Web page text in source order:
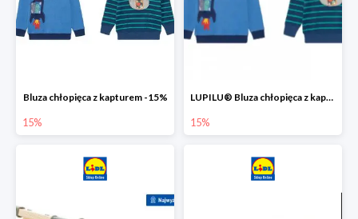
Bluza chłopięca z kapturem -15%
15%
LUPILU® Bluza chłopięca z kapturem
15%